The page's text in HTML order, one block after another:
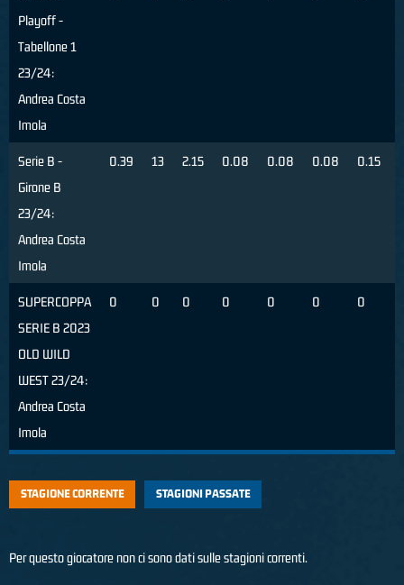
Playoff -
Tabellone 1
23/24:
Andrea Costa
Imola
Serie B -
Girone B
23/24:
Andrea Costa
Imola
0.39 13 2.15 0.08 0.08 0.08 0.15
SUPERCOPPA
SERIE B 2023
OLD WILD
WEST 23/24:
Andrea Costa
Imola
0 0 0 0 0 0 0
STAGIONE CORRENTE STAGIONI PASSATE
Per questo giocatore non ci sono dati sulle stagioni correnti.